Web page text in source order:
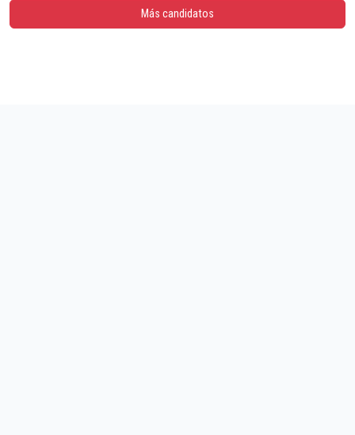
Más candidatos